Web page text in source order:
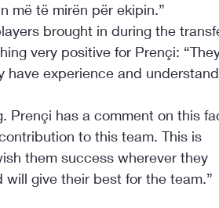
më të mirën për ekipin.”
brought in during the
very positive for Prençi:
have experience and understand
Prençi has a comment on this
to this team. This is
them success wherever they
give their best for the team.”